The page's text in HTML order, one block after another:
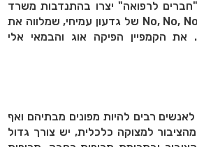
לרפואה" יצרו בהתנדבות משרד
הפרסום No, No, No, No, No, Yes של גדעון עמיחי, שמלווה את
את הקמפיין הפיקה אוג והבמאי אלי
רבים להיות מפונים מבתיהם ואף
למצוקה כלכלית, יש צורך גדול